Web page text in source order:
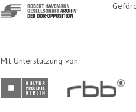
http://www.havemann-
gesellschaft.de/
Mit Unterstützung von:
http://www.kulturprojekte-
berlin.de/
http://www.rbb-
online.de/